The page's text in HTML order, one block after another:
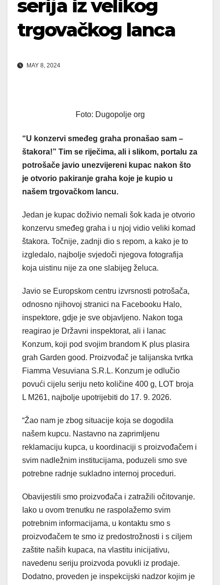
serija iz velikog
trgovačkog lanca
MAY 8, 2024
Foto: Dugopolje org
“U konzervi smeđeg graha pronašao sam –
štakora!” Tim se riječima, ali i slikom, portalu za
potrošače javio unezvijereni kupac nakon što
je otvorio pakiranje graha koje je kupio u
našem trgovačkom lancu.
Jedan je kupac doživio nemali šok kada je otvorio
konzervu smeđeg graha i u njoj vidio veliki komad
štakora. Točnije, zadnji dio s repom, a kako je to
izgledalo, najbolje svjedoči njegova fotografija
koja uistinu nije za one slabijeg želuca.
Javio se Europskom centru izvrsnosti potrošača,
odnosno njihovoj stranici na Facebooku Halo,
inspektore, gdje je sve objavljeno. Nakon toga
reagirao je Državni inspektorat, ali i lanac
Konzum, koji pod svojim brandom K plus plasira
grah Garden good. Proizvođač je talijanska tvrtka
Fiamma Vesuviana S.R.L. Konzum je odlučio
povući cijelu seriju neto količine 400 g, LOT broja
L M261, najbolje upotrijebiti do 17. 9. 2026.
“Žao nam je zbog situacije koja se dogodila
našem kupcu. Nastavno na zaprimljenu
reklamaciju kupca, u koordinaciji s proizvođačem i
svim nadležnim institucijama, poduzeli smo sve
potrebne radnje sukladno internoj proceduri.
Obavijestili smo proizvođača i zatražili očitovanje.
Iako u ovom trenutku ne raspolažemo svim
potrebnim informacijama, u kontaktu smo s
proizvođačem te smo iz predostrožnosti i s ciljem
zaštite naših kupaca, na vlastitu inicijativu,
navedenu seriju proizvoda povukli iz prodaje.
Dodatno, proveden je inspekcijski nadzor kojim je